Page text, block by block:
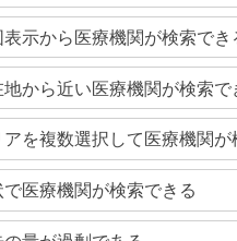
示から医療機関が検索でき
から近い医療機関が検索で
アを複数選択して医療機関が
医療機関が検索できる